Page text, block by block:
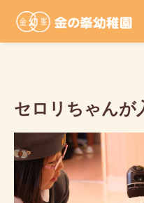
セロリちゃんが